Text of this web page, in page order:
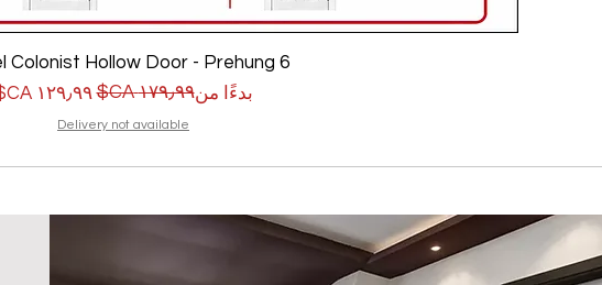
6 Panel Colonist Hollow Door - Prehung
بدءًا من
سعر عادي
‏١٧٩٫٩٩ CA$ ‏١٢٩٫٩٩ CA$ سعر البيع
Delivery not available